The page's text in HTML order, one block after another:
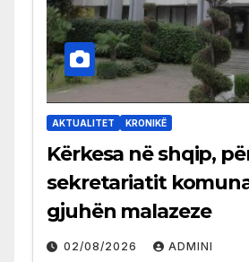
AKTUALITET KRONIKË
Kërkesa në shqip,
sekretariatit
gjuhën malazeze
02/08/2026 ADMINI